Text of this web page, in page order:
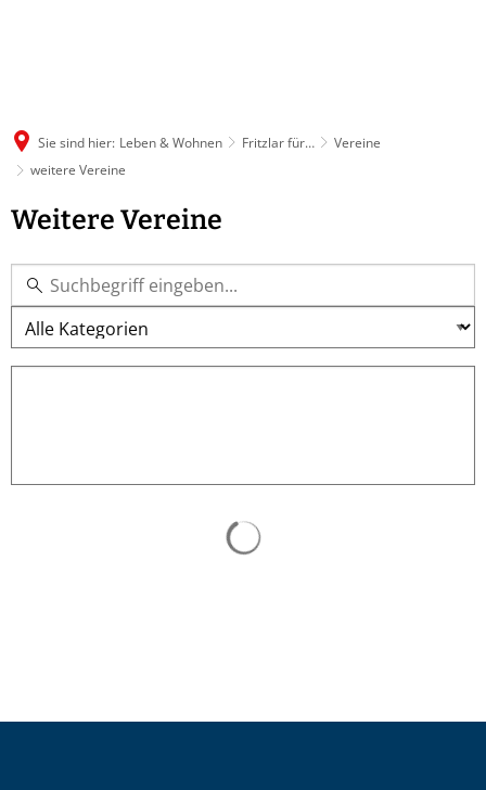
Sie sind hier: Leben & Wohnen Fritzlar für…
Vereine
weitere Vereine
weitere
Vereine
Weitere Vereine
Kategorie
Schlagworte